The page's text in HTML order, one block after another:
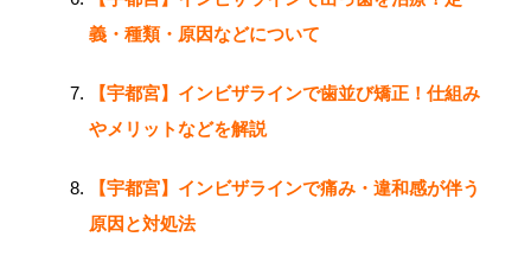
義・種類・原因などについて
【宇都宮】インビザラインで歯並び矯正！仕組み
やメリットなどを解説
【宇都宮】インビザラインで痛み・違和感が伴う
原因と対処法